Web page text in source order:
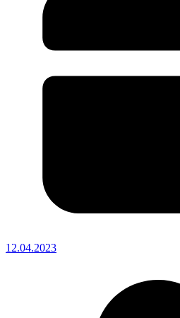
12.04.2023